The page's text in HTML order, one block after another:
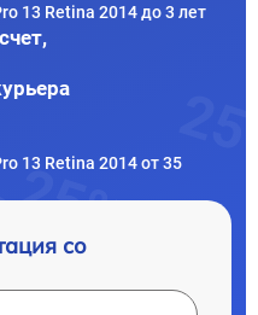
13 Retina 2014 до 3 лет
13 Retina 2014 от 35
со